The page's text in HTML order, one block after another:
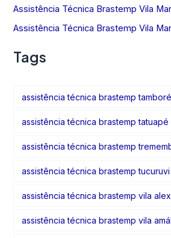
Assistência Técnica Brastemp Vila
Assistência Técnica Brastemp Vila
Tags
assistência técnica brastemp tamboré
assistência técnica brastemp tatuapé
assistência técnica brastemp
assistência técnica brastemp tucuruvi
assistência técnica brastemp vila
assistência técnica brastemp vila